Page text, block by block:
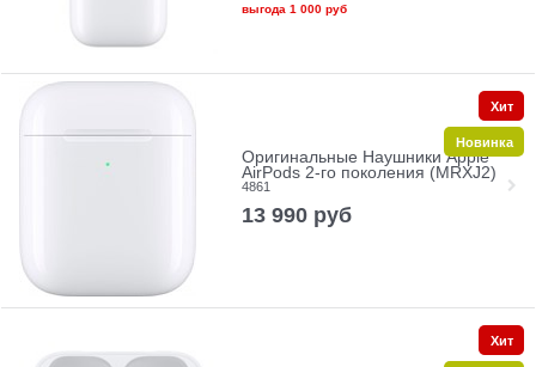
выгода 1 000 руб
Оригинальные Наушники Apple
AirPods 2‑го поколения (MRXJ2)
4861
13 990 руб
Хит
Новинка
Хит